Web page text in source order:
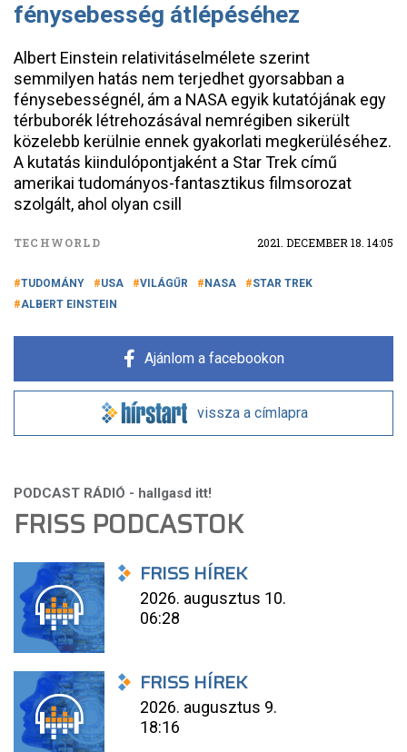
fénysebesség átlépéséhez
Albert Einstein relativitáselmélete szerint
semmilyen hatás nem terjedhet gyorsabban a
fénysebességnél, ám a NASA egyik kutatójának egy
térbuborék létrehozásával nemrégiben sikerült
közelebb kerülnie ennek gyakorlati megkerüléséhez.
A kutatás kiindulópontjaként a Star Trek című
amerikai tudományos-fantasztikus filmsorozat
szolgált, ahol olyan csill
TECHWORLD 2021. DECEMBER 18. 14:05
TUDOMÁNY USA VILÁGŰR NASA
STAR TREK
ALBERT EINSTEIN
Ajánlom a facebookon
vissza a címlapra
FRISS PODCASTOK
FRISS HÍREK
2026. augusztus 10.
06:28
FRISS HÍREK
2026. augusztus 9.
18:16